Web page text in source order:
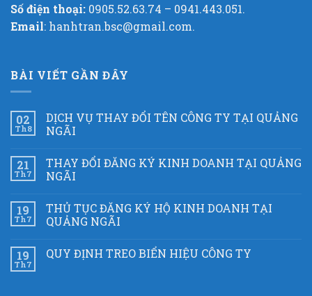
Số điện thoại: 0905.52.63.74 – 0941.443.051.
Email: hanhtran.bsc@gmail.com.
BÀI VIẾT GẦN ĐÂY
02
Th8
DỊCH VỤ THAY ĐỔI TÊN CÔNG TY TẠI QUẢNG
NGÃI
21
Th7
THAY ĐỔI ĐĂNG KÝ KINH DOANH TẠI QUẢNG
NGÃI
19
Th7
THỦ TỤC ĐĂNG KÝ HỘ KINH DOANH TẠI
QUẢNG NGÃI
19
Th7
QUY ĐỊNH TREO BIỂN HIỆU CÔNG TY